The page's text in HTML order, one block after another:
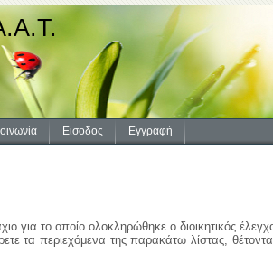
Είσοδος
Εγγραφή
για το οποίο ολοκληρώθηκε ο διοικητικός
τα περιεχόμενα της παρακάτω λίστας,